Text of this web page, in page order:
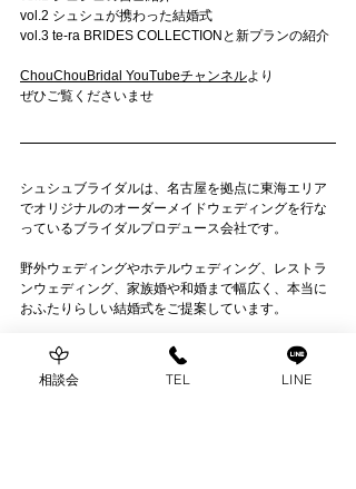
vol.2 シュシュが携わった結婚式
vol.3 te-ra BRIDES COLLECTIONと新プランの紹介
ChouChouBridal YouTubeチャンネルより
ぜひご覧くださいませ
シュシュブライダルは、名古屋を拠点に東海エリア
でオリジナルのオーダーメイドウェディングを行な
っているブライダルプロデュース会社です。
野外ウェディングやホテルウェディング、レストラ
ンウェディング、家族婚や和婚まで幅広く、本当に
おふたりらしい結婚式をご提案しています。
お問い合わせは
相談会 TEL LINE